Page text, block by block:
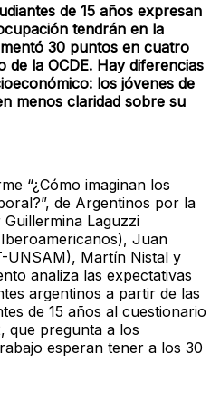
de 15 años expresan
tendrán en la
30 puntos en cuatro
la OCDE. Hay diferencias
los jóvenes de
menos claridad sobre su
“¿Cómo imaginan los
de Argentinos por la
Laguzzi
Juan
UNSAM), Martín Nistal y
analiza las expectativas
argentinos a partir de las
de 15 años al cuestionario
que pregunta a los
esperan tener a los 30